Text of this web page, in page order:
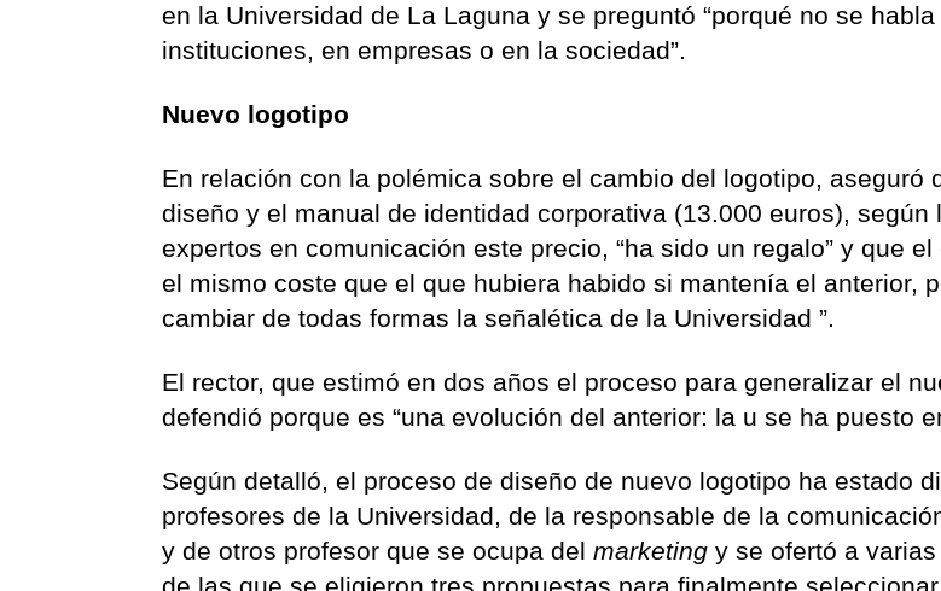
en la Universidad de La Laguna y se preguntó “porqué no se
instituciones, en empresas o en la sociedad”.
Nuevo logotipo
En relación con la polémica sobre el cambio del logotipo, aseguró
diseño y el manual de identidad corporativa (13.000 euros), según
expertos en comunicación este precio, “ha sido un regalo” y que
el mismo coste que el que hubiera habido si mantenía el anterior,
cambiar de todas formas la señalética de la Universidad ”.
El rector, que estimó en dos años el proceso para generalizar el
defendió porque es “una evolución del anterior: la u se ha puesto
Según detalló, el proceso de diseño de nuevo logotipo ha estado
profesores de la Universidad, de la responsable de la
y de otros profesor que se ocupa delmarketing y se ofertó a